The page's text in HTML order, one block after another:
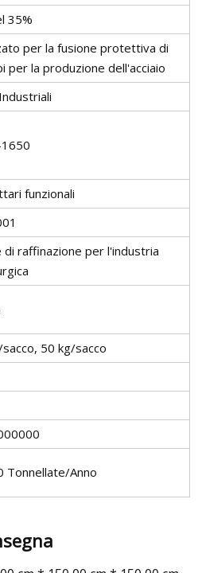
35%
per la fusione protettiva di
per la produzione dell'acciaio
funzionali
di raffinazione per l'industria
50 kg/sacco
Tonnellate/Anno